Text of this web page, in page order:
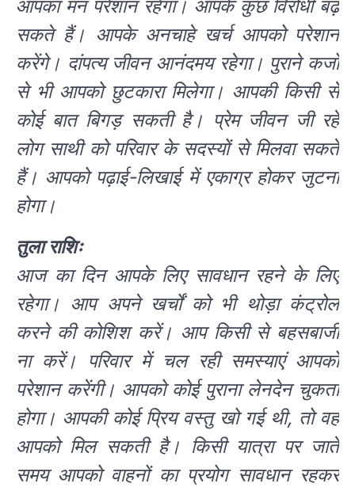
आपका मन परेशान रहेगा। आपके कुछ विरोधी बढ़
सकते हैं। आपके अनचाहे खर्च आपको परेशान
करेंगे। दांपत्य जीवन आनंदमय रहेगा। पुराने कर्जों
से भी आपको छुटकारा मिलेगा। आपकी किसी से
कोई बात बिगड़ सकती है। प्रेम जीवन जी रहे
लोग साथी को परिवार के सदस्यों से मिलवा सकते
हैं। आपको पढ़ाई-लिखाई में एकाग्र होकर जुटना
होगा।
तुला राशिः
आज का दिन आपके लिए सावधान रहने के लिए
रहेगा। आप अपने खर्चों को भी थोड़ा कंट्रोल
करने की कोशिश करें। आप किसी से बहसबाजी
ना करें। परिवार में चल रही समस्याएं आपको
परेशान करेंगी। आपको कोई पुराना लेनदेन चुकता
होगा। आपकी कोई प्रिय वस्तु खो गई थी, तो वह
आपको मिल सकती है। किसी यात्रा पर जाते
समय आपको वाहनों का प्रयोग सावधान रहकर